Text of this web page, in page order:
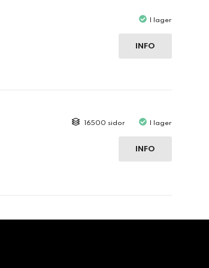
I lager
INFO
16500 sidor I lager
INFO